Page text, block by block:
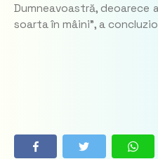
Dumneavoastră,
soarta în mâini”, a